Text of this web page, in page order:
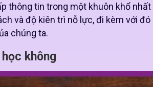
thông tin trong một khuôn khổ
và độ kiên trì nỗ lực, đi kèm với
chúng ta.
không